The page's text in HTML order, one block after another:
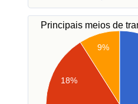
Principais meios de
9%
18%